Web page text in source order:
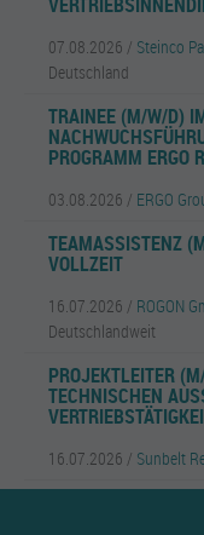
07.08.2026 / Steinco
Deutschland
TRAINEE (M/W/D)
PROGRAMM ERGO
03.08.2026 / ERGO
TEAMASSISTENZ
VOLLZEIT
16.07.2026 / ROGON
Deutschlandweit
PROJEKTLEITER
TECHNISCHEN
16.07.2026 / Sunbelt